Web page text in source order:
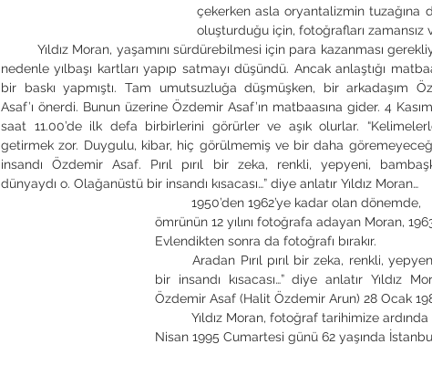
çekerken asla oryantalizmin tuzağına
oluşturduğu için, fotoğrafları zamansız
	Yıldız Moran, yaşamını sürdürebilmesi için para kazanması gerekliydi. Bu
nedenle yılbaşı kartları yapıp satmayı düşündü. Ancak anlaştığı
bir baskı yapmıştı. Tam umutsuzluğa düşmüşken, bir arkadaşım
Asaf’ı önerdi. Bunun üzerine Özdemir Asaf’ın matbaasına gider. 4
saat 11.00’de ilk defa birbirlerini görürler ve aşık olurlar.
getirmek zor. Duygulu, kibar, hiç görülmemiş ve bir daha
insandı Özdemir Asaf. Pırıl pırıl bir zeka, renkli, yepyeni,
dünyaydı o. Olağanüstü bir insandı kısacası…” diye anlatır Yıldız Moran…
ömrünün 12 yılını fotoğrafa adayan Moran,
Evlendikten sonra da fotoğrafı bırakır.
	Aradan Pırıl pırıl bir zeka, renkli, yepyeni, bambaşka bir dünyaydı o. Olağanüstü
bir insandı kısacası…” diye anlatır Yıldız
Özdemir Asaf (Halit Özdemir Arun) 28 Ocak
Nisan 1995 Cumartesi günü 62 yaşında